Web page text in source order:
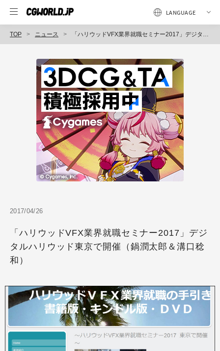
TOP ニュース 「ハリウッドVFX業界就職セミナー2017」デジタルハリウッド東京で開催（鍋潤太郎＆溝口稔和）
2017/04/26
「ハリウッドVFX業界就職セミナー2017」デジ
タルハリウッド東京で開催（鍋潤太郎＆溝口稔
和）